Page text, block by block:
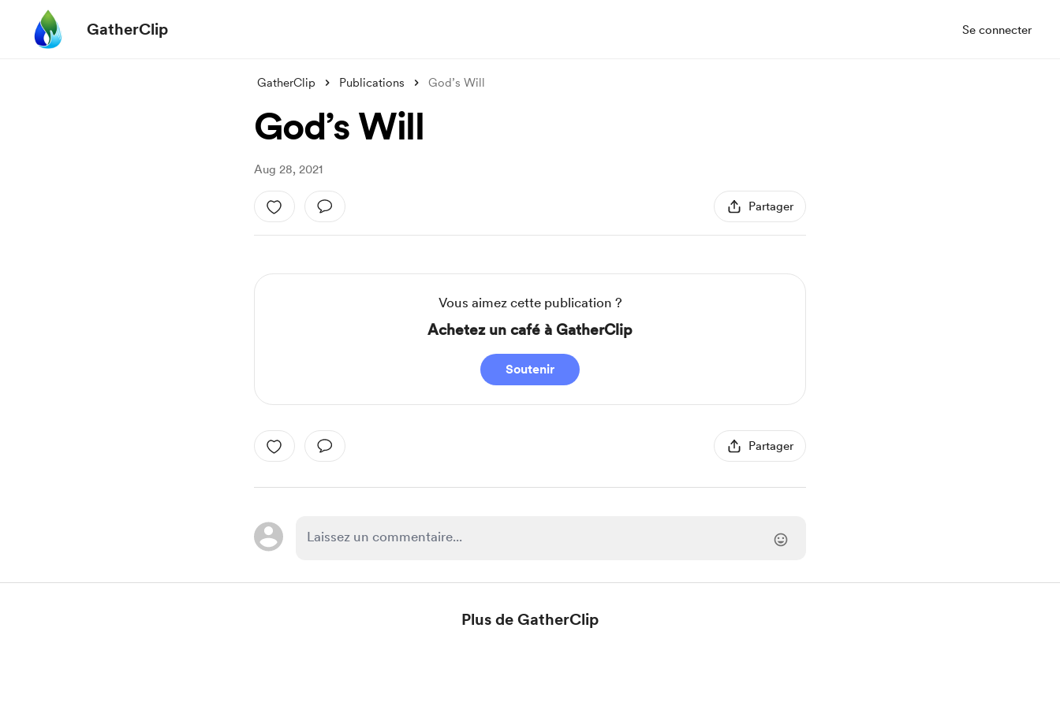
GatherClip Se connecter
GatherClip Publications God’s Will
God’s Will
Aug 28, 2021
Partager
Vous aimez cette publication ?
Achetez un café à GatherClip
Soutenir
Partager
Plus de GatherClip